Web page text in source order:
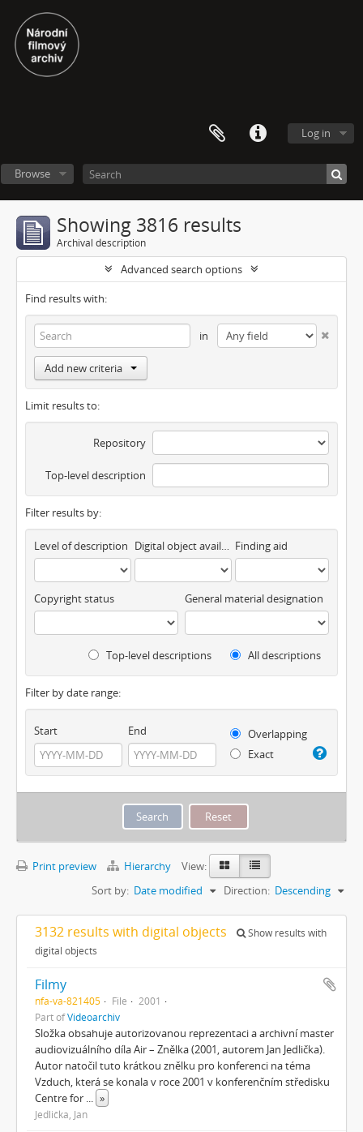
Log in
Browse
Showing 3816 results
Archival description
Advanced search options
Find results with:
in
Add new criteria
Limit results to:
Repository
Top-level description
Filter results by:
Level of description Digital object available Finding aid
Copyright status General material designation
Top-level descriptions All descriptions
Filter by date range:
Start End
Overlapping
Exact
Print preview Hierarchy
View:
Sort by: Date modified Direction: Descending
3132 results with digital objects
Show results with
digital objects
Filmy
nfa-va-821405 File
2001
Part ofVideoarchiv
Složka obsahuje autorizovanou reprezentaci a archivní master
audiovizuálního díla Air – Znělka (2001, autorem Jan Jedlička).
Autor natočil tuto krátkou znělku pro konferenci na téma
Vzduch, která se konala v roce 2001 v konferenčním středisku
Centre for ... »
Jedlička, Jan